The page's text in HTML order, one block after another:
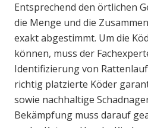
Entsprechend den örtlichen
die Menge und die
exakt abgestimmt. Um die
können, muss der
Identifizierung von
richtig platzierte Köder
sowie nachhaltige
Bekämpfung muss darauf